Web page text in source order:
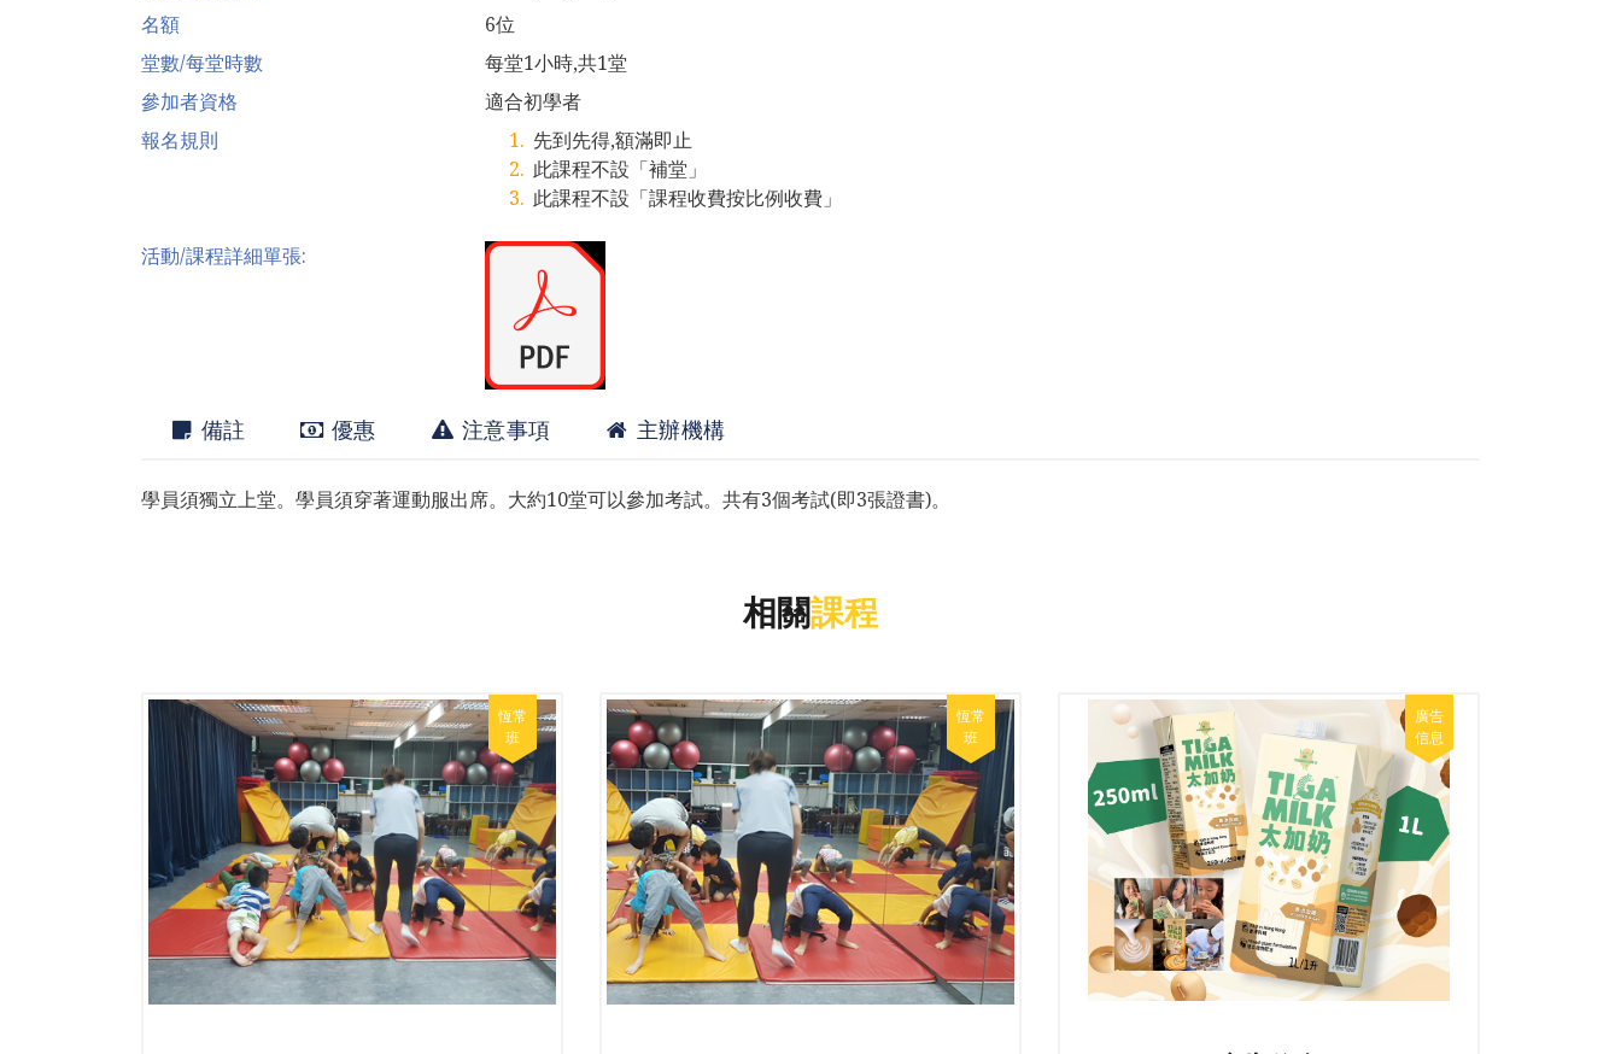
名額
6位
堂數/每堂時數
每堂1小時,共1堂
參加者資格
適合初學者
報名規則
先到先得,額滿即止
此課程不設「補堂」
此課程不設「課程收費按比例收費」
活動/課程詳細單張:
備註 優惠 注意事項 主辦機構
學員須獨立上堂。學員須穿著運動服出席。大約10堂可以參加考試。共有3個考試(即3張證書)。
相關課程